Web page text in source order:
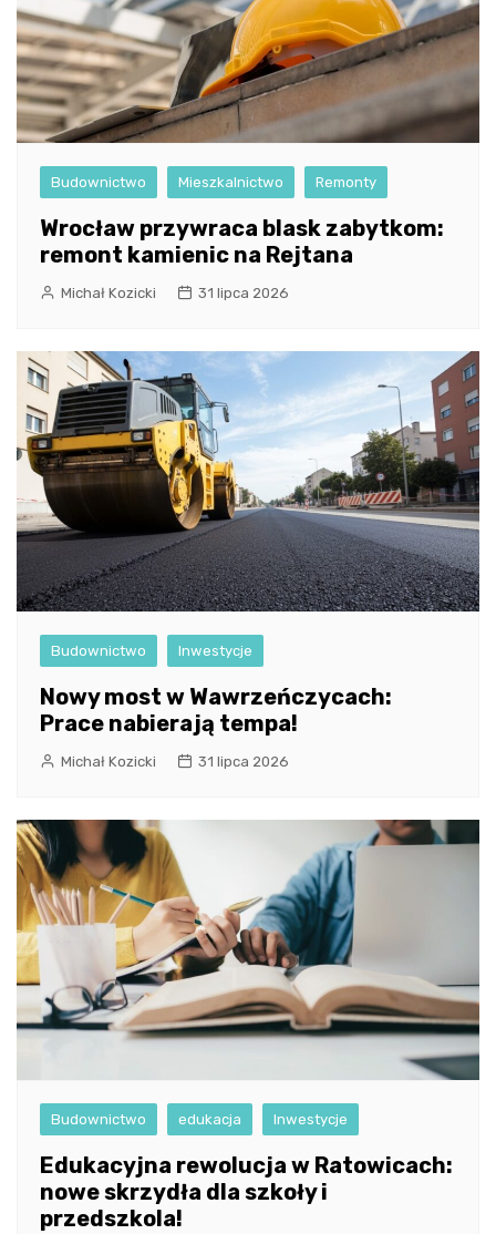
Budownictwo Mieszkalnictwo Remonty
Wrocław przywraca blask zabytkom:
remont kamienic na Rejtana
Michał Kozicki 31 lipca 2026
Budownictwo Inwestycje
Nowy most w Wawrzeńczycach:
Prace nabierają tempa!
Michał Kozicki 31 lipca 2026
Budownictwo edukacja Inwestycje
Edukacyjna rewolucja w Ratowicach:
nowe skrzydła dla szkoły i
przedszkola!